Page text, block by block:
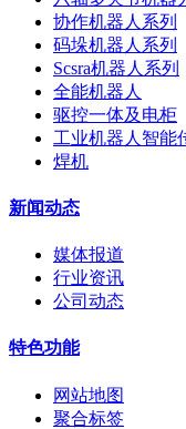
协作机器人系列
码垛机器人系列
Scsra机器人系列
全能机器人
驱控一体及电柜
工业机器人智能
焊机
新闻动态
媒体报道
行业资讯
公司动态
特色功能
网站地图
聚合标签